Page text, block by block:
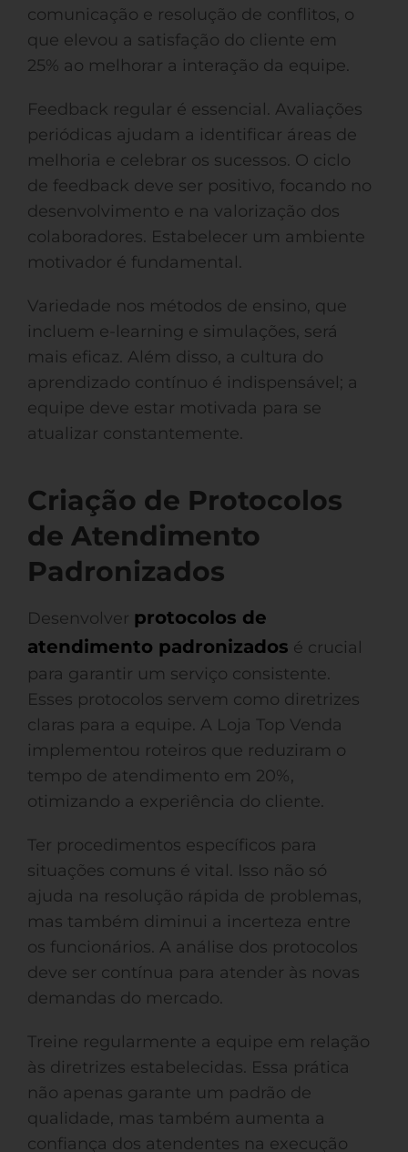
comunicação e resolução de conflitos, o
que elevou a satisfação do cliente em
25% ao melhorar a interação da equipe.
Feedback regular é essencial. Avaliações
periódicas ajudam a identificar áreas de
melhoria e celebrar os sucessos. O ciclo
de feedback deve ser positivo, focando no
desenvolvimento e na valorização dos
colaboradores. Estabelecer um ambiente
motivador é fundamental.
Variedade nos métodos de ensino, que
incluem e-learning e simulações, será
mais eficaz. Além disso, a cultura do
aprendizado contínuo é indispensável; a
equipe deve estar motivada para se
atualizar constantemente.
Criação de Protocolos
de Atendimento
Padronizados
Desenvolver protocolos de
atendimento padronizados é crucial
para garantir um serviço consistente.
Esses protocolos servem como diretrizes
claras para a equipe. A Loja Top Venda
implementou roteiros que reduziram o
tempo de atendimento em 20%,
otimizando a experiência do cliente.
Ter procedimentos específicos para
situações comuns é vital. Isso não só
ajuda na resolução rápida de problemas,
mas também diminui a incerteza entre
os funcionários. A análise dos protocolos
deve ser contínua para atender às novas
demandas do mercado.
Treine regularmente a equipe em relação
às diretrizes estabelecidas. Essa prática
não apenas garante um padrão de
qualidade, mas também aumenta a
confiança dos atendentes na execução